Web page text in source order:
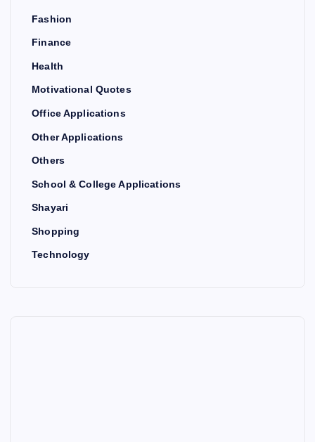
Fashion
Finance
Health
Motivational Quotes
Office Applications
Other Applications
Others
School & College Applications
Shayari
Shopping
Technology